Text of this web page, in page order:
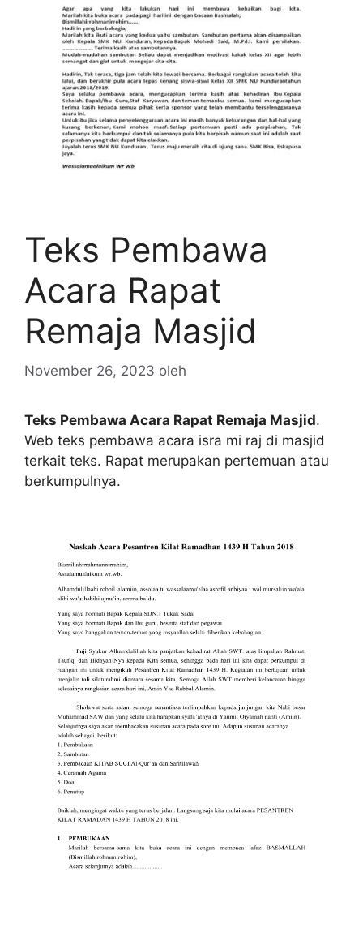
Teks Pembawa
Acara Rapat
Remaja Masjid
November 26, 2023 oleh
Teks Pembawa Acara Rapat Remaja Masjid.
Web teks pembawa acara isra mi raj di masjid
terkait teks. Rapat merupakan pertemuan atau
berkumpulnya.